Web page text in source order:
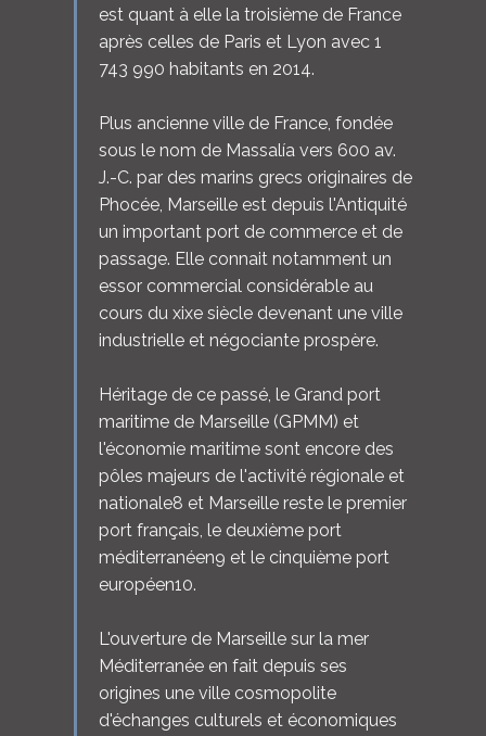
est quant à elle la troisième de France
après celles de Paris et Lyon avec 1
743 990 habitants en 2014.
Plus ancienne ville de France, fondée
sous le nom de Massalía vers 600 av.
J.-C. par des marins grecs originaires de
Phocée, Marseille est depuis l'Antiquité
un important port de commerce et de
passage. Elle connait notamment un
essor commercial considérable au
cours du xixe siècle devenant une ville
industrielle et négociante prospère.
Héritage de ce passé, le Grand port
maritime de Marseille (GPMM) et
l'économie maritime sont encore des
pôles majeurs de l'activité régionale et
nationale8 et Marseille reste le premier
port français, le deuxième port
méditerranéen9 et le cinquième port
européen10.
L'ouverture de Marseille sur la mer
Méditerranée en fait depuis ses
origines une ville cosmopolite
d'échanges culturels et économiques